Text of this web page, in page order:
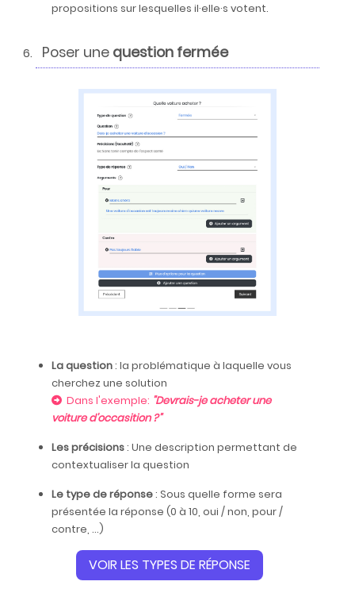
propositions sur lesquelles il·elle·s votent.
Poser une question fermée
La question: la problématique à laquelle vous
cherchez une solution
Dans l'exemple: "Devrais-je acheter une
voiture d'occasition ?"
Les précisions: Une description permettant de
contextualiser la question
Le type de réponse: Sous quelle forme sera
présentée la réponse (0 à 10, oui / non, pour /
contre, ...)
VOIR LES TYPES DE RÉPONSE